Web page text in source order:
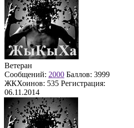
Ветеран
Сообщений: 2000 Баллов: 3999
ЖКХоинов: 535 Регистрация:
06.11.2014